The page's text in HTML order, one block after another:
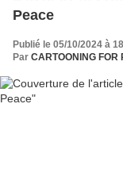
Peace
Publié le 05/10/2024 à
Par CARTOONING FOR